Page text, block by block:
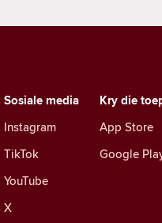
Sosiale media
Instagram
TikTok
YouTube
X
Kry die
App Store
Google